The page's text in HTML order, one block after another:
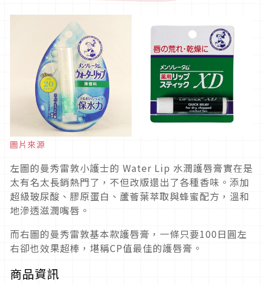
圖片來源
左圖的曼秀雷敦小護士的 Water Lip 水潤護唇膏實在是
太有名太長銷熱門了，不但改版還出了各種香味。添加
超級玻尿酸、膠原蛋白、蘆薈葉萃取與蜂蜜配方，溫和
地滲透滋潤嘴唇。
而右圖的曼秀雷敦基本款護唇膏，一條只要100日圓左
右卻也效果超棒，堪稱CP值最佳的護唇膏。
商品資訊